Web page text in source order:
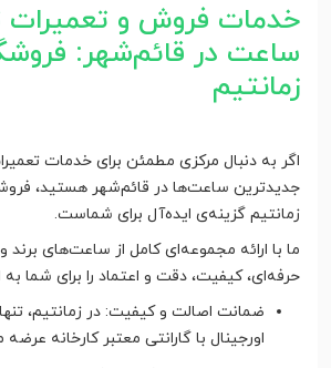
خدمات فروش و
ساعت در قائم‌شهر:
زمانتیم
اگر به دنبال مرکزی مطمئن برای خدمات
جدیدترین ساعت‌ها در قائم‌شهر هستید،
زمانتیم گزینه‌ی ایده‌آل برای شماست.
ما با ارائه مجموعه‌ای کامل از ساعت‌های
حرفه‌ای، کیفیت، دقت و اعتماد را برای شما
ضمانت اصالت و کیفیت: در زمانتیم،
اورجینال با گارانتی معتبر کارخانه